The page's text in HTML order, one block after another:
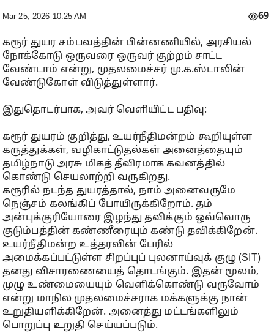
Mar 25, 2026 10:25 AM 69
கரூர் துயர சம்பவத்தின் பின்னணியில், அரசியல்
நோக்கோடு ஒருவரை ஒருவர் குற்றம் சாட்ட
வேண்டாம் என்று, முதலமைச்சர் மு.க.ஸ்டாலின்
வேண்டுகோள் விடுத்துள்ளார்.
இதுதொடர்பாக, அவர் வெளியிட்ட பதிவு:
கரூர் துயரம் குறித்து, உயர்நீதிமன்றம் கூறியுள்ள
கருத்துக்கள், வழிகாட்டுதல்கள் அனைத்தையும்
தமிழ்நாடு அரசு மிகத் தீவிரமாக கவனத்தில்
கொண்டு செயலாற்றி வருகிறது.
கரூரில் நடந்த துயரத்தால், நாம் அனைவருமே
நெஞ்சம் கலங்கிப் போயிருக்கிறோம். தம்
அன்புக்குரியோரை இழந்து தவிக்கும் ஒவ்வொரு
குடும்பத்தின் கண்ணீரையும் கண்டு தவிக்கிறேன்.
உயர்நீதிமன்ற உத்தரவின் பேரில்
அமைக்கப்பட்டுள்ள சிறப்புப் புலனாய்வுக் குழு (SIT)
தனது விசாரணையைத் தொடங்கும். இதன் மூலம்,
முழு உண்மையையும் வெளிக்கொண்டு வருவோம்
என்று மாநில முதலமைச்சராக மக்களுக்கு நான்
உறுதியளிக்கிறேன். அனைத்து மட்டங்களிலும்
பொறுப்பு உறுதி செய்யப்படும்.